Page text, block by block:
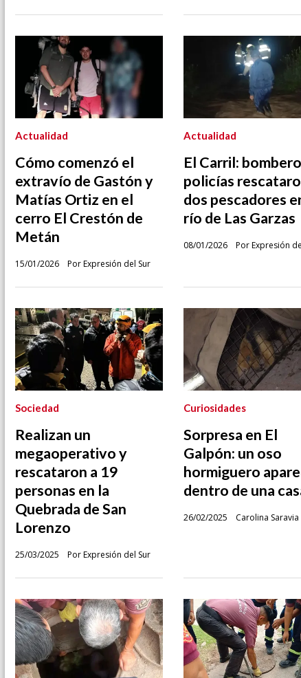
Cómo comenzó el
extravío de Gastón y
Matías Ortiz en el
cerro El Crestón de
Metán
Por Expresión del Sur
Actualidad
15/01/2026
El Carril:
policías
dos pescadores
río de Las Garzas
Por Expresión
Actualidad
08/01/2026
Realizan un
megaoperativo y
rescataron a 19
personas en la
Quebrada de San
Lorenzo
Por Expresión del Sur
Sociedad
25/03/2025
Sorpresa en El
Galpón: un oso
hormiguero
dentro de una
Carolina Saravia
Curiosidades
26/02/2025